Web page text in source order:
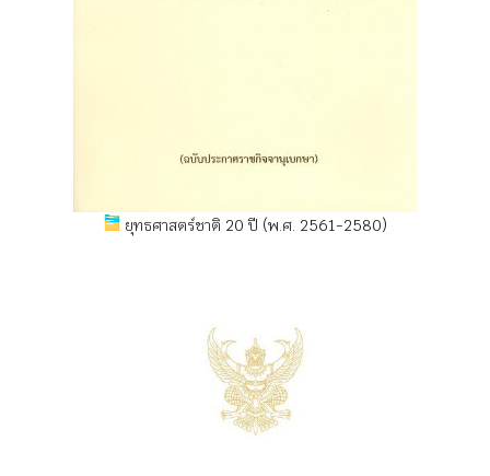
ยุทธศาสตร์ชาติ 20 ปี (พ.ศ. 2561-2580)